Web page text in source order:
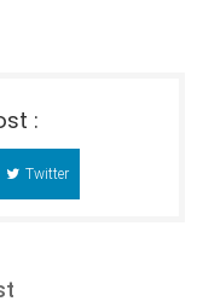
:
Twitter